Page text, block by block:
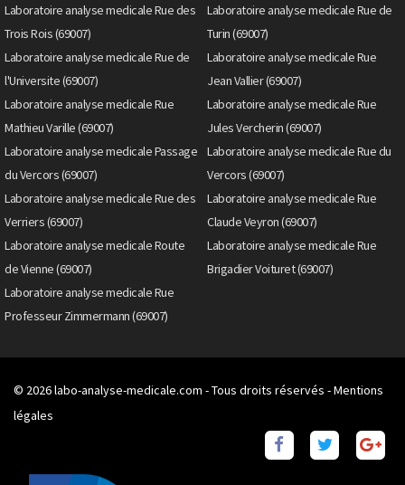
Laboratoire analyse medicale Rue des
Trois Rois (69007)
Laboratoire analyse medicale Rue de
Turin (69007)
Laboratoire analyse medicale Rue de
l'Universite (69007)
Laboratoire analyse medicale Rue
Jean Vallier (69007)
Laboratoire analyse medicale Rue
Mathieu Varille (69007)
Laboratoire analyse medicale Rue
Jules Vercherin (69007)
Laboratoire analyse medicale Passage
du Vercors (69007)
Laboratoire analyse medicale Rue du
Vercors (69007)
Laboratoire analyse medicale Rue des
Verriers (69007)
Laboratoire analyse medicale Rue
Claude Veyron (69007)
Laboratoire analyse medicale Route
de Vienne (69007)
Laboratoire analyse medicale Rue
Brigadier Voituret (69007)
Laboratoire analyse medicale Rue
Professeur Zimmermann (69007)
© 2026labo-analyse-medicale.com - Tous droits réservés -Mentions
légales